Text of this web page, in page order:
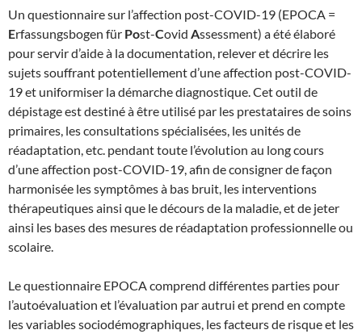
Un questionnaire sur l’affection post-COVID-19 (EPOCA =
Erfassungsbogen für Post-Covid Assessment) a été élaboré
pour servir d’aide à la documentation, relever et décrire les
sujets souffrant potentiellement d’une affection post-COVID-
19 et uniformiser la démarche diagnostique. Cet outil de
dépistage est destiné à être utilisé par les prestataires de soins
primaires, les consultations spécialisées, les unités de
réadaptation, etc. pendant toute l’évolution au long cours
d’une affection post-COVID-19, afin de consigner de façon
harmonisée les symptômes à bas bruit, les interventions
thérapeutiques ainsi que le décours de la maladie, et de jeter
ainsi les bases des mesures de réadaptation professionnelle ou
scolaire.
Le questionnaire EPOCA comprend différentes parties pour
l’autoévaluation et l’évaluation par autrui et prend en compte
les variables sociodémographiques, les facteurs de risque et les